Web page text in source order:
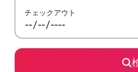
チェックアウト